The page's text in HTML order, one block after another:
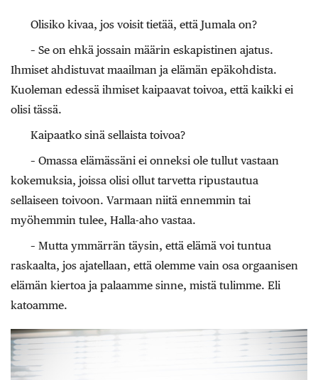
Olisiko kivaa, jos voisit tietää, että Jumala on?
– Se on ehkä jossain määrin eskapistinen ajatus.
Ihmiset ahdistuvat maailman ja elämän epäkohdista.
Kuoleman edessä ihmiset kaipaavat toivoa, että kaikki ei
olisi tässä.
Kaipaatko sinä sellaista toivoa?
– Omassa elämässäni ei onneksi ole tullut vastaan
kokemuksia, joissa olisi ollut tarvetta ripustautua
sellaiseen toivoon. Varmaan niitä ennemmin tai
myöhemmin tulee, Halla-aho vastaa.
– Mutta ymmärrän täysin, että elämä voi tuntua
raskaalta, jos ajatellaan, että olemme vain osa orgaanisen
elämän kiertoa ja palaamme sinne, mistä tulimme. Eli
katoamme.